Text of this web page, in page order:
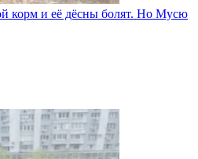
корм и её дёсны болят. Но Мусю